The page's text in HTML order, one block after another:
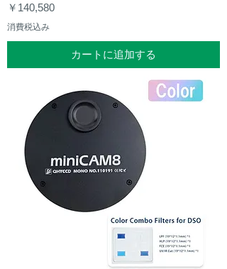
価格
￥140,580
消費税込み
カートに追加する